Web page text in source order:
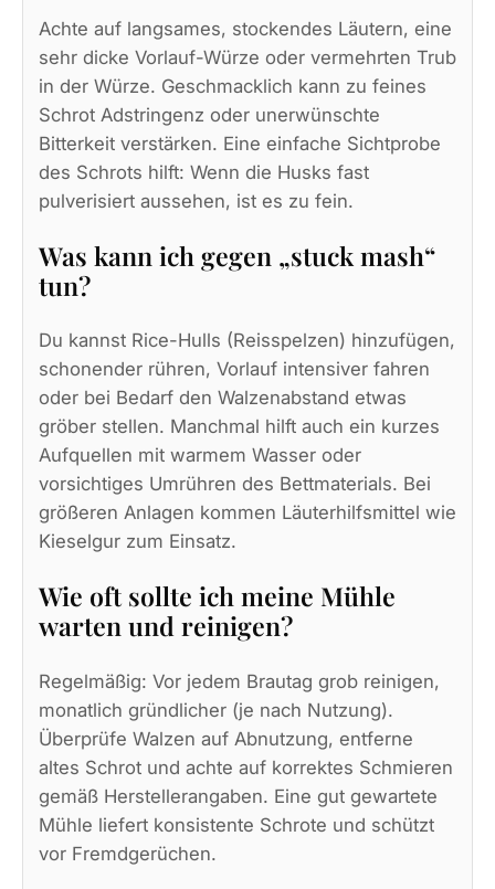
Achte auf langsames, stockendes Läutern, eine
sehr dicke Vorlauf-Würze oder vermehrten Trub
in der Würze. Geschmacklich kann zu feines
Schrot Adstringenz oder unerwünschte
Bitterkeit verstärken. Eine einfache Sichtprobe
des Schrots hilft: Wenn die Husks fast
pulverisiert aussehen, ist es zu fein.
Was kann ich gegen „stuck mash“
tun?
Du kannst Rice-Hulls (Reisspelzen) hinzufügen,
schonender rühren, Vorlauf intensiver fahren
oder bei Bedarf den Walzenabstand etwas
gröber stellen. Manchmal hilft auch ein kurzes
Aufquellen mit warmem Wasser oder
vorsichtiges Umrühren des Bettmaterials. Bei
größeren Anlagen kommen Läuterhilfsmittel wie
Kieselgur zum Einsatz.
Wie oft sollte ich meine Mühle
warten und reinigen?
Regelmäßig: Vor jedem Brautag grob reinigen,
monatlich gründlicher (je nach Nutzung).
Überprüfe Walzen auf Abnutzung, entferne
altes Schrot und achte auf korrektes Schmieren
gemäß Herstellerangaben. Eine gut gewartete
Mühle liefert konsistente Schrote und schützt
vor Fremdgerüchen.